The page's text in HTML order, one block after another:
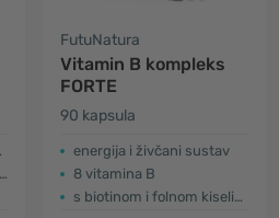
FutuNatura
Vitamin B kompleks
FORTE
90 kapsula
energija i živčani sustav
8 vitamina B
s biotinom i folnom kiselinom